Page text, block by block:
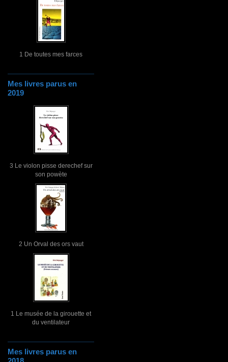
1 De toutes mes farces
Mes livres parus en
2019
3 Le violon pisse derechef sur
son powète
2 Un Orval des ors vaut
1 Le musée de la girouette et
du ventilateur
Mes livres parus en